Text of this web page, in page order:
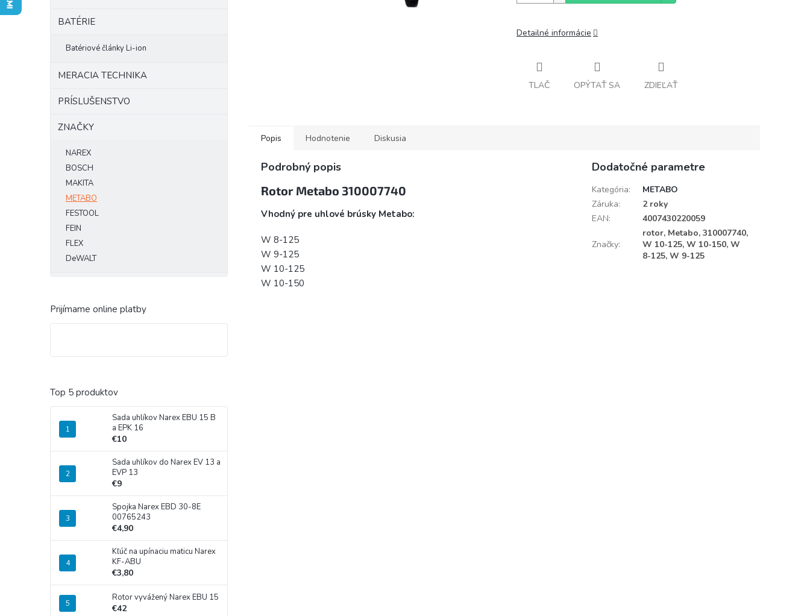
BATÉRIE
Batériové články Li-ion
MERACIA TECHNIKA
PRÍSLUŠENSTVO
ZNAČKY
NAREX
BOSCH
MAKITA
METABO
FESTOOL
FEIN
FLEX
DeWALT
Prijímame online platby
Top 5 produktov
Sada uhlíkov Narex EBU 15 B
a EPK 16
€10
Sada uhlíkov do Narex EV 13 a
EVP 13
€9
Spojka Narex EBD 30-8E
00765243
€4,90
Kľúč na upínaciu maticu Narex
KF-ABU
€3,80
Rotor vyvážený Narex EBU 15
€42
Detailné informácie
TLAČ OPÝTAŤ SA ZDIEĽAŤ
Popis Hodnotenie Diskusia
Podrobný popis
Rotor Metabo 310007740
Vhodný pre uhlové brúsky Metabo:
W 8-125
W 9-125
W 10-125
W 10-150
Dodatočné parametre
Kategória:
METABO
Záruka:
2 roky
EAN: 4007430220059
Značky:
rotor, Metabo, 310007740,
W 10-125, W 10-150, W
8-125, W 9-125